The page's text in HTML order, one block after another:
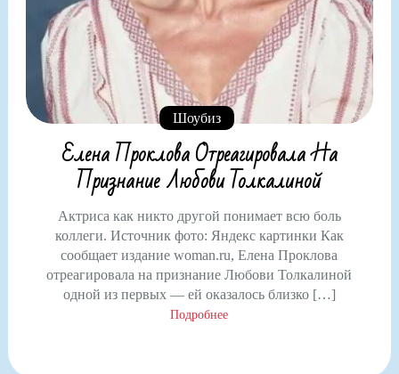
Шоубиз
Елена Проклова Отреагировала На
Признание Любови Толкалиной
Актриса как никто другой понимает всю боль
коллеги. Источник фото: Яндекс картинки Как
сообщает издание woman.ru, Елена Проклова
отреагировала на признание Любови Толкалиной
одной из первых — ей оказалось близко […]
Подробнее